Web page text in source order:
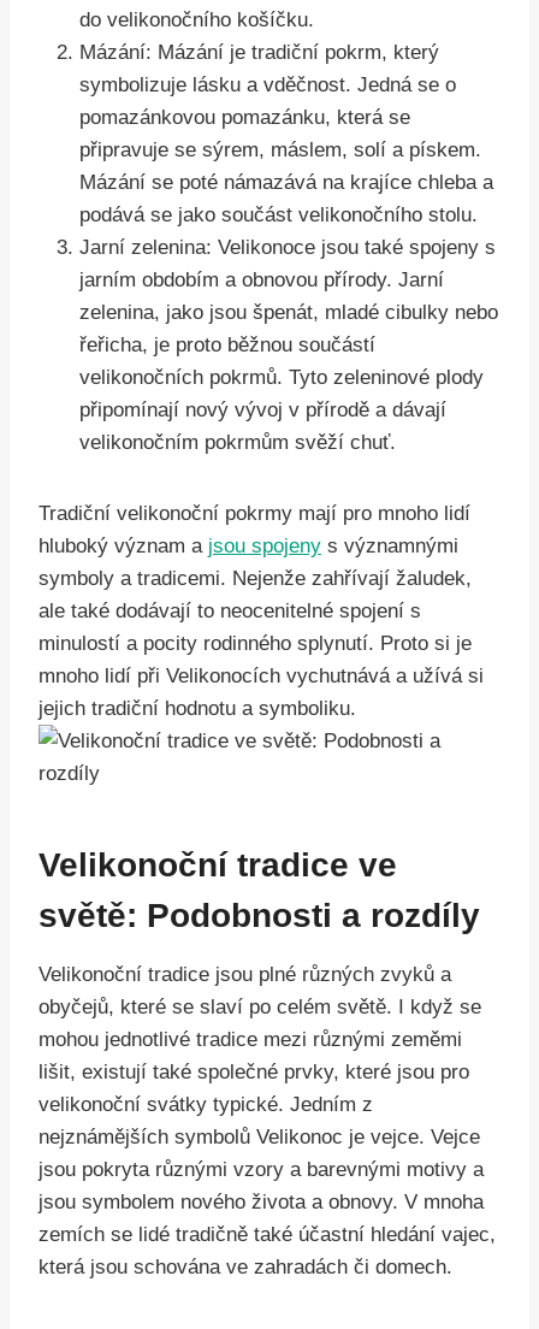
do velikonočního košíčku.
Mázání: Mázání je tradiční pokrm, který
symbolizuje lásku a vděčnost. Jedná se o
pomazánkovou pomazánku, která se
připravuje se sýrem, máslem, solí a pískem.
Mázání se poté námazává na krajíce chleba a
podává se jako součást velikonočního stolu.
Jarní zelenina: Velikonoce jsou také spojeny s
jarním obdobím a obnovou přírody. Jarní
zelenina, jako jsou špenát, mladé cibulky nebo
řeřicha, je proto běžnou součástí
velikonočních pokrmů. Tyto zeleninové plody
připomínají nový vývoj v přírodě a dávají
velikonočním pokrmům svěží chuť.
Tradiční velikonoční pokrmy mají pro mnoho lidí
hluboký význam a jsou spojeny s významnými
symboly a tradicemi. Nejenže zahřívají žaludek,
ale také dodávají to neocenitelné spojení s
minulostí a pocity rodinného splynutí. Proto si je
mnoho lidí při Velikonocích vychutnává a užívá si
jejich tradiční hodnotu a symboliku.
Velikonoční tradice ve
světě: Podobnosti a rozdíly
Velikonoční tradice jsou plné různých zvyků a
obyčejů, které se slaví po celém světě. I když se
mohou jednotlivé tradice mezi různými zeměmi
lišit, existují také společné prvky, které jsou pro
velikonoční svátky typické. Jedním z
nejznámějších symbolů Velikonoc je vejce. Vejce
jsou pokryta různými vzory a barevnými motivy a
jsou symbolem nového života a obnovy. V mnoha
zemích se lidé tradičně také účastní hledání vajec,
která jsou schována ve zahradách či domech.